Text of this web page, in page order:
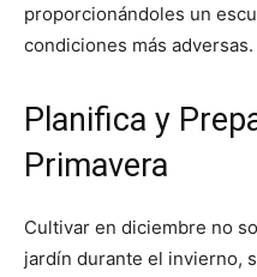
proporcionándoles un
condiciones más adversas.
Planifica y
Primavera
Cultivar en diciembre no
jardín durante el invierno,